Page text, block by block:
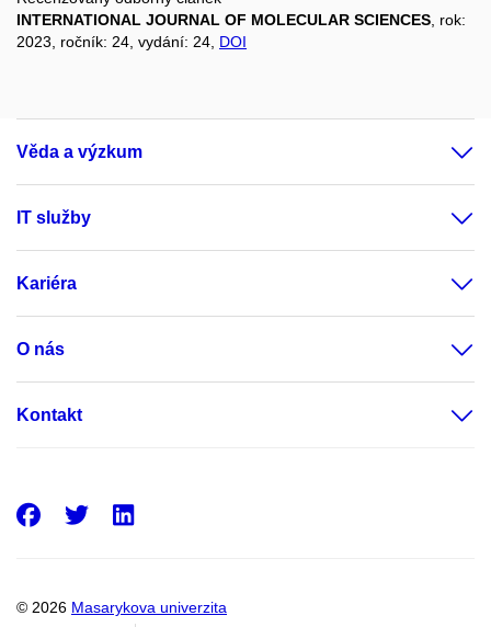
INTERNATIONAL JOURNAL OF MOLECULAR SCIENCES , rok:
2023, ročník: 24, vydání: 24, DOI
Věda a výzkum
IT služby
Kariéra
O nás
Kontakt
© 2026 Masarykova univerzita
Facebook
Twitter